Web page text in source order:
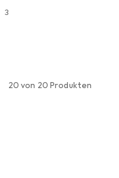
3
20 von 20 Produkten